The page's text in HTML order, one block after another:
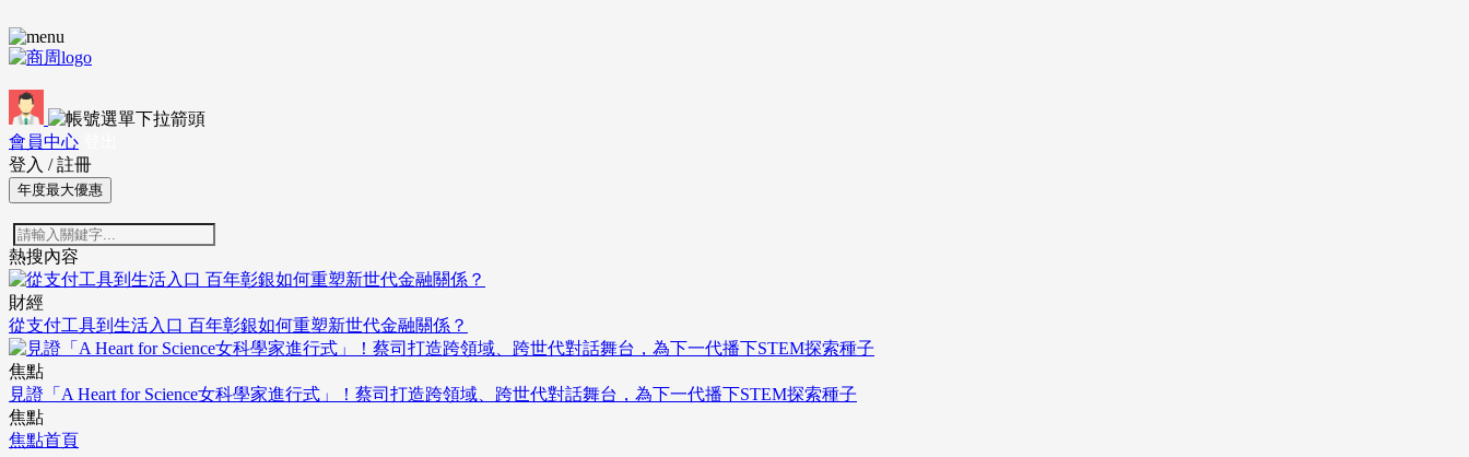
會員中心
登入 / 註冊
年度最大優惠
熱搜內容
財經
從支付工具到生活入口 百年彰銀如何重塑新世代金融關係？
焦點
見證「A Heart for Science女科學家進行式」！蔡司打造跨領域、跨世代對話舞台，為下一代播下STEM探索種子
焦點
焦點首頁